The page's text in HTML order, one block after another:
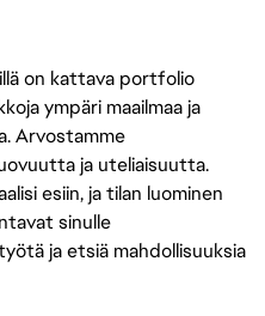
on kattava portfolio
ympäri maailmaa ja
Arvostamme
ja uteliaisuutta.
esiin, ja tilan luominen
sinulle
ja etsiä mahdollisuuksia